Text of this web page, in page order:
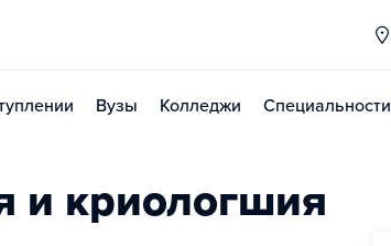
Вузы Колледжи Специальности
и криологшия